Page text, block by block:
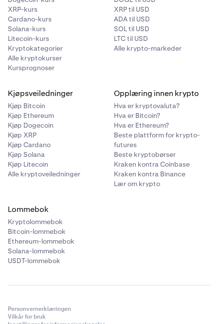
XRP-kurs
Cardano-kurs
Solana-kurs
Litecoin-kurs
Kryptokategorier
Alle kryptokurser
Kursprognoser
XRP til USD
ADA til USD
SOL til USD
LTC til USD
Alle krypto-markeder
Kjøpsveiledninger
Kjøp Bitcoin
Kjøp Ethereum
Kjøp Dogecoin
Kjøp XRP
Kjøp Cardano
Kjøp Solana
Kjøp Litecoin
Alle kryptoveiledninger
Opplæring innen krypto
Hva er kryptovaluta?
Hva er Bitcoin?
Hva er Ethereum?
Beste plattform for krypto-
futures
Beste kryptobørser
Kraken kontra Coinbase
Kraken kontra Binance
Lær om krypto
Lommebok
Kryptolommebok
Bitcoin-lommebok
Ethereum-lommebok
Solana-lommebok
USDT-lommebok
Personvernerklæringen
Vilkår for bruk